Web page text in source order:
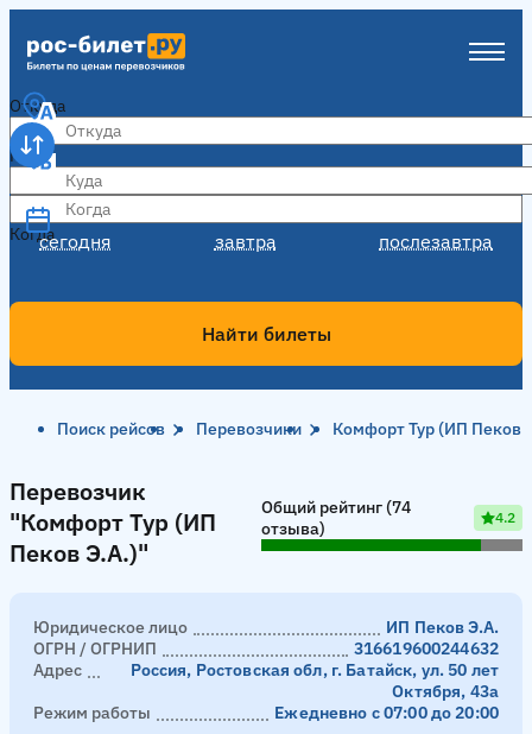
Откуда
Куда
Когда
сегодня завтра послезавтра
Когда
Найти билеты
Поиск рейсов Перевозчики Комфорт Тур (ИП Пеков
Перевозчик "Комфорт Тур (ИП Пеков Э.А.)"
Перевозчик
"Комфорт Тур (ИП
Пеков Э.А.)"
Общий рейтинг (74
отзыва)
4.2
Юридическое лицо
ИП Пеков Э.А.
ОГРН / ОГРНИП
316619600244632
Адрес
Россия, Ростовская обл, г. Батайск, ул. 50 лет
Октября, 43а
Режим работы
Ежедневно с 07:00 до 20:00